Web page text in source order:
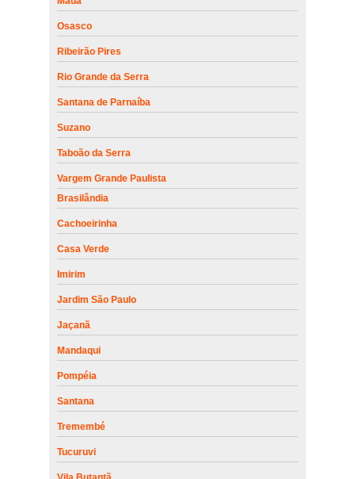
Osasco
Ribeirão Pires
Rio Grande da Serra
Santana de Parnaíba
Suzano
Taboão da Serra
Vargem Grande Paulista
Brasilândia
Cachoeirinha
Casa Verde
Imirim
Jardim São Paulo
Jaçanã
Mandaqui
Pompéia
Santana
Tremembé
Tucuruvi